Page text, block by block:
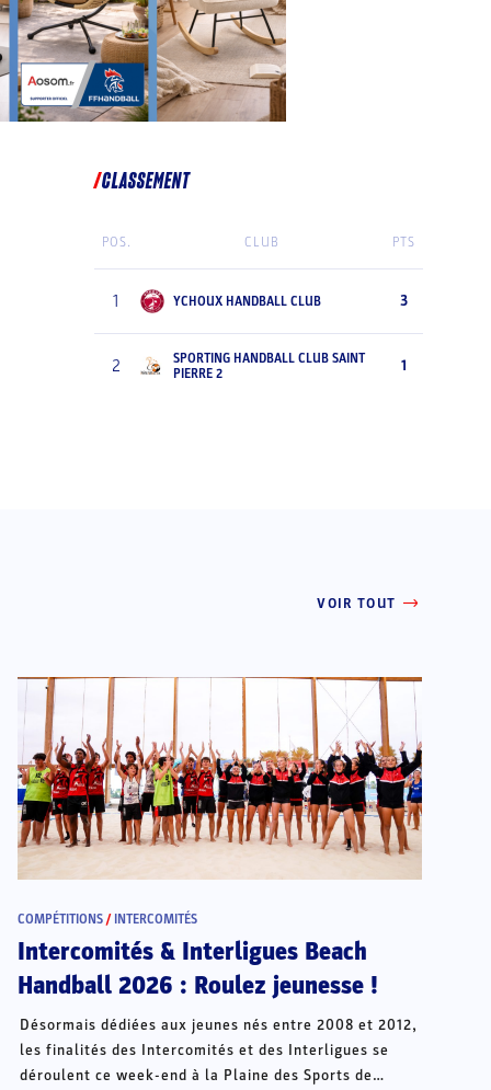
CLASSEMENT
POS. CLUB PTS
1 YCHOUX HANDBALL CLUB 3
2
SPORTING HANDBALL CLUB SAINT
PIERRE 2
1
VOIR TOUT
COMPÉTITIONS / INTERCOMITÉS
Intercomités & Interligues Beach
Handball 2026 : Roulez jeunesse !
Désormais dédiées aux jeunes nés entre 2008 et 2012,
les finalités des Intercomités et des Interligues se
déroulent ce week-end à la Plaine des Sports de